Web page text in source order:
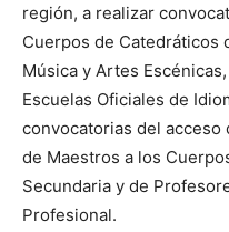
región, a realizar
Cuerpos de Catedráticos
Música y Artes
Escuelas Oficiales de
convocatorias del
de Maestros a los
Secundaria y de
Profesional.